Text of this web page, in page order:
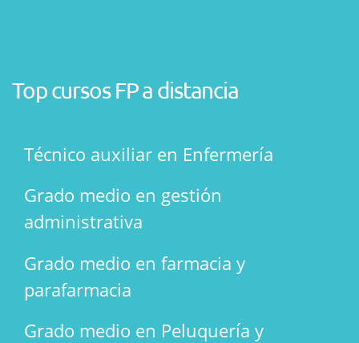
Top cursos FP a distancia
Técnico auxiliar en Enfermería
Grado medio en gestión
administrativa
Grado medio en farmacia y
parafarmacia
Grado medio en Peluquería y